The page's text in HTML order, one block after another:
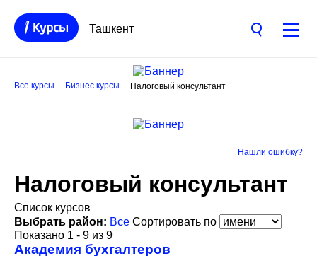
Ташкент
Все курсы Бизнес курсы Налоговый консультант
Нашли ошибку?
Налоговый консультант
Список курсов
Выбрать район: Все Сортировать по
Показано 1 - 9 из 9
Академия бухгалтеров